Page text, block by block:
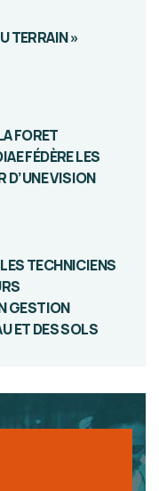
TERRAIN »
FORET
FÉDÈRE LES
D’UNE VISION
TECHNICIENS
GESTION
ET DES SOLS